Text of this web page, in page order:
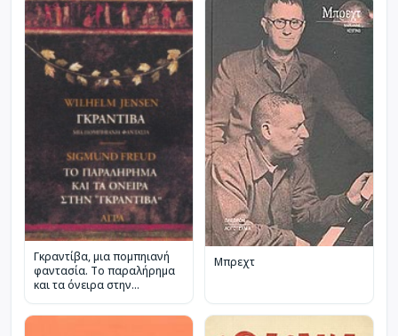
Γκραντίβα, μια πομπηιανή
φαντασία. Το παραλήρημα
και τα όνειρα στην
Μπρεχτ